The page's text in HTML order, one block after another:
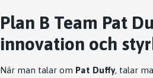
Plan B Team Pat
innovation och
När man talar om Pat Duffy, talar